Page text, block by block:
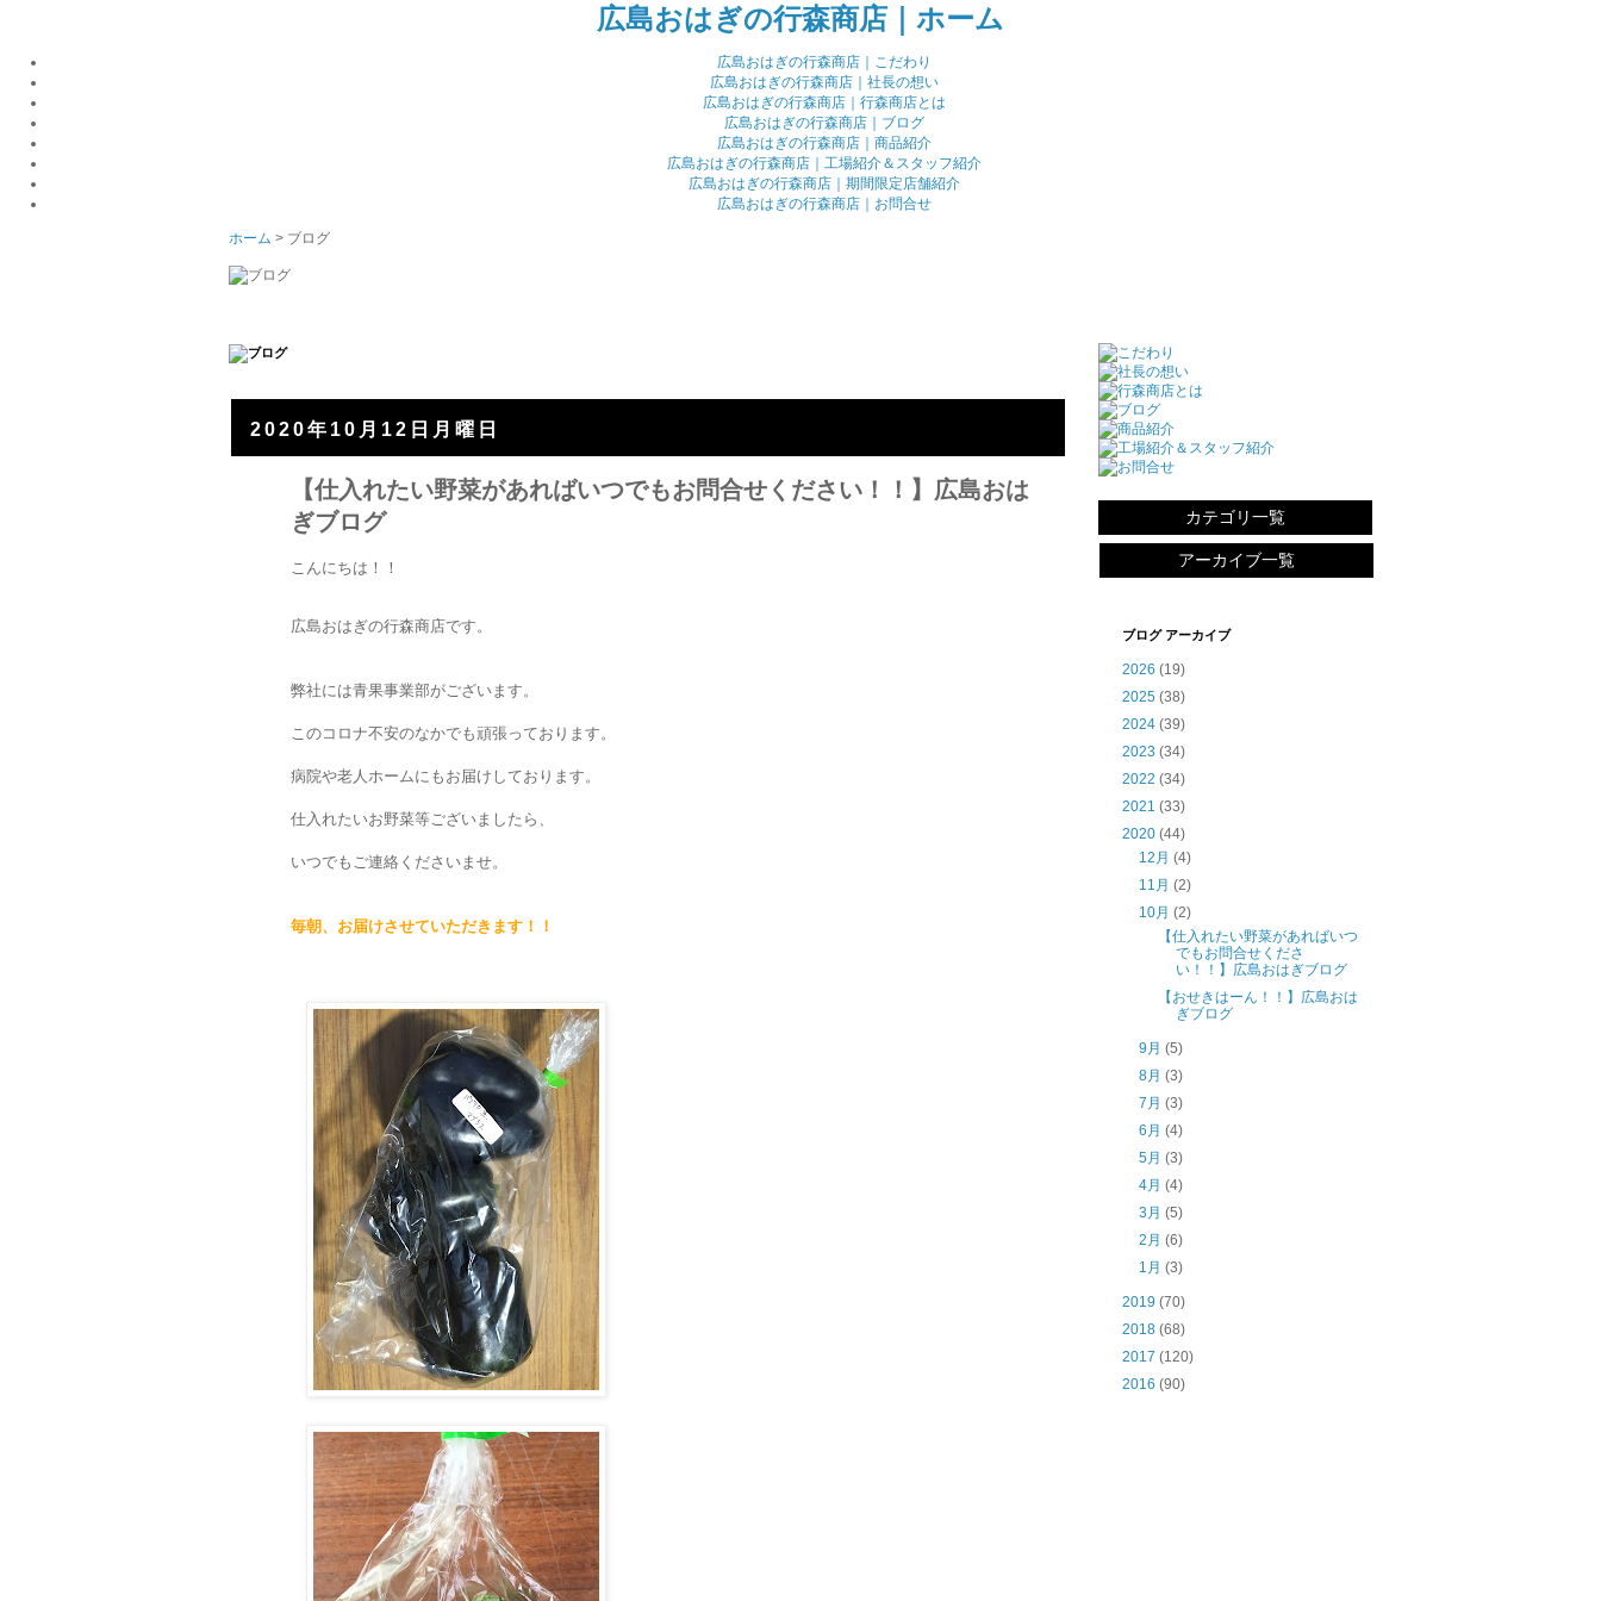
広島おはぎの行森商店｜ホーム
広島おはぎの行森商店｜こだわり
広島おはぎの行森商店｜社長の想い
広島おはぎの行森商店｜行森商店とは
広島おはぎの行森商店｜ブログ
広島おはぎの行森商店｜商品紹介
広島おはぎの行森商店｜工場紹介＆スタッフ紹介
広島おはぎの行森商店｜期間限定店舗紹介
広島おはぎの行森商店｜お問合せ
ホーム > ブログ
2020年10月12日月曜日
【仕入れたい野菜があればいつでもお問合せください！！】広島おは
ぎブログ
こんにちは！！
広島おはぎの行森商店です。
弊社には青果事業部がございます。
このコロナ不安のなかでも頑張っております。
病院や老人ホームにもお届けしております。
仕入れたいお野菜等ございましたら、
いつでもご連絡くださいませ。
毎朝、お届けさせていただきます！！
カテゴリ一覧
アーカイブ一覧
ブログ アーカイブ
2026 (19)
2025 (38)
2024 (39)
2023 (34)
2022 (34)
2021 (33)
2020 (44)
12月 (4)
11月 (2)
10月 (2)
【仕入れたい野菜があればいつ
でもお問合せくださ
い！！】広島おはぎブログ
【おせきはーん！！】広島おは
ぎブログ
9月 (5)
8月 (3)
7月 (3)
6月 (4)
5月 (3)
4月 (4)
3月 (5)
2月 (6)
1月 (3)
2019 (70)
2018 (68)
2017 (120)
2016 (90)